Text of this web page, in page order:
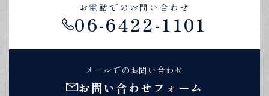
お電話でのお問い合わせ
06-6422-1101
メールでのお問い合わせ
お問い合わせフォーム